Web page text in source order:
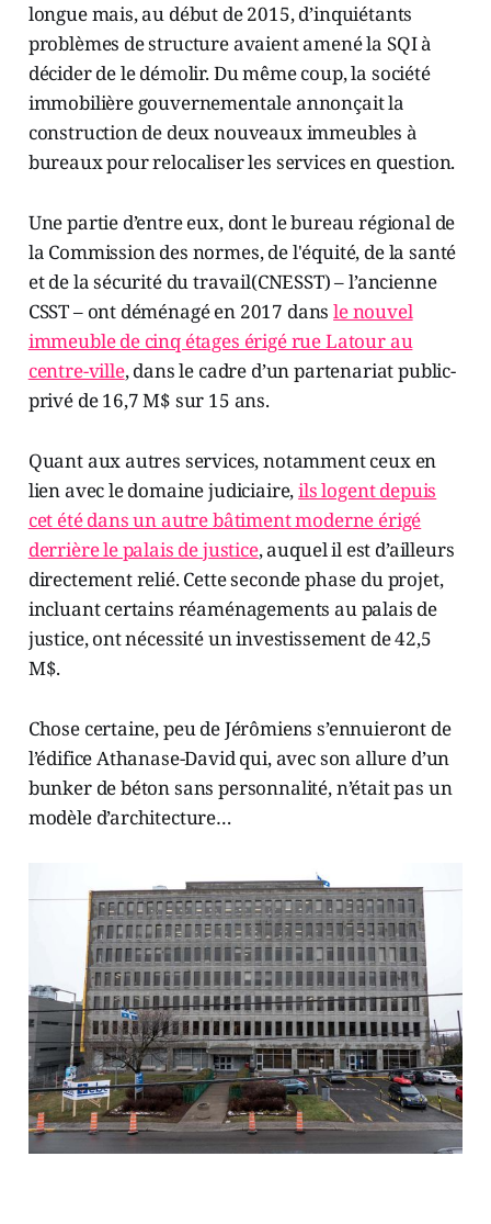
longue mais, au début de 2015, d’inquiétants
problèmes de structure avaient amené la SQI à
décider de le démolir. Du même coup, la société
immobilière gouvernementale annonçait la
construction de deux nouveaux immeubles à
bureaux pour relocaliser les services en question.
Une partie d’entre eux, dont le bureau régional de
la Commission des normes, de l'équité, de la santé
et de la sécurité du travail(CNESST) – l’ancienne
CSST – ont déménagé en 2017 dansle nouvel
immeuble de cinq étages érigé rue Latour au
centre-ville, dans le cadre d’un partenariat public-
privé de 16,7 M$ sur 15 ans.
Quant aux autres services, notamment ceux en
lien avec le domaine judiciaire,ils logent depuis
cet été dans un autre bâtiment moderne érigé
derrière le palais de justice, auquel il est d’ailleurs
directement relié. Cette seconde phase du projet,
incluant certains réaménagements au palais de
justice, ont nécessité un investissement de 42,5
M$.
Chose certaine, peu de Jérômiens s’ennuieront de
l’édifice Athanase-David qui, avec son allure d’un
bunker de béton sans personnalité, n’était pas un
modèle d’architecture…